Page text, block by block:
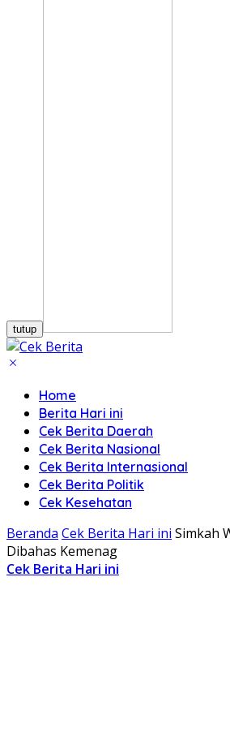
tutup
Home
Berita Hari ini
Cek Berita Daerah
Cek Berita Nasional
Cek Berita Internasional
Cek Berita Politik
Cek Kesehatan
Beranda Cek Berita Hari ini Simkah
Dibahas Kemenag
Cek Berita Hari ini